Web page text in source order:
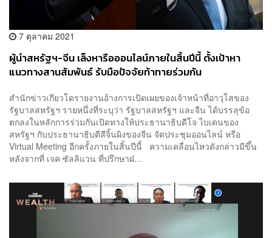
7 ตุลาคม 2021
ผู้นำสหรัฐฯ-จีน เล็งหารือออนไลน์ภายในสิ้นปีนี้ ตั้งเป้าหา
แนวทางสานสัมพันธ์ รับมือปัจจัยท้าทายร่วมกัน
สำนักข่าวเกียวโดรายงานอ้างการเปิดเผยของเจ้าหน้าที่อาวุโสของ
รัฐบาลสหรัฐฯ รายหนึ่งที่ระบุว่า รัฐบาลสหรัฐฯ และจีน ได้บรรลุข้อ
ตกลงในหลักการร่วมกันเปิดทางให้ประธานาธิบดีโจ ไบเดนของ
สหรัฐฯ กับประธานาธิบดีสีจิ้นผิงของจีน จัดประชุมออนไลน์ หรือ
Virtual Meeting อีกครั้งภายในสิ้นปีนี้ ความเคลื่อนไหวดังกล่าวมีขึ้น
หลังจากที่ เจค ซัลลิแวน ที่ปรึกษาฝ่...